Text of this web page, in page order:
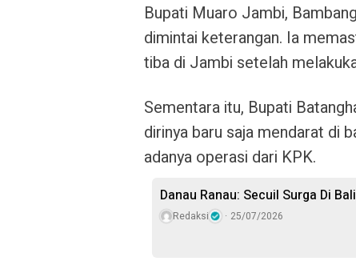
Bupati Muaro Jambi,
dimintai keterangan. Ia
tiba di Jambi setelah
Sementara itu, Bupati
dirinya baru saja mendarat di
adanya operasi dari KPK.
Danau Ranau: Secuil Surga Di
Redaksi 25/07/2026